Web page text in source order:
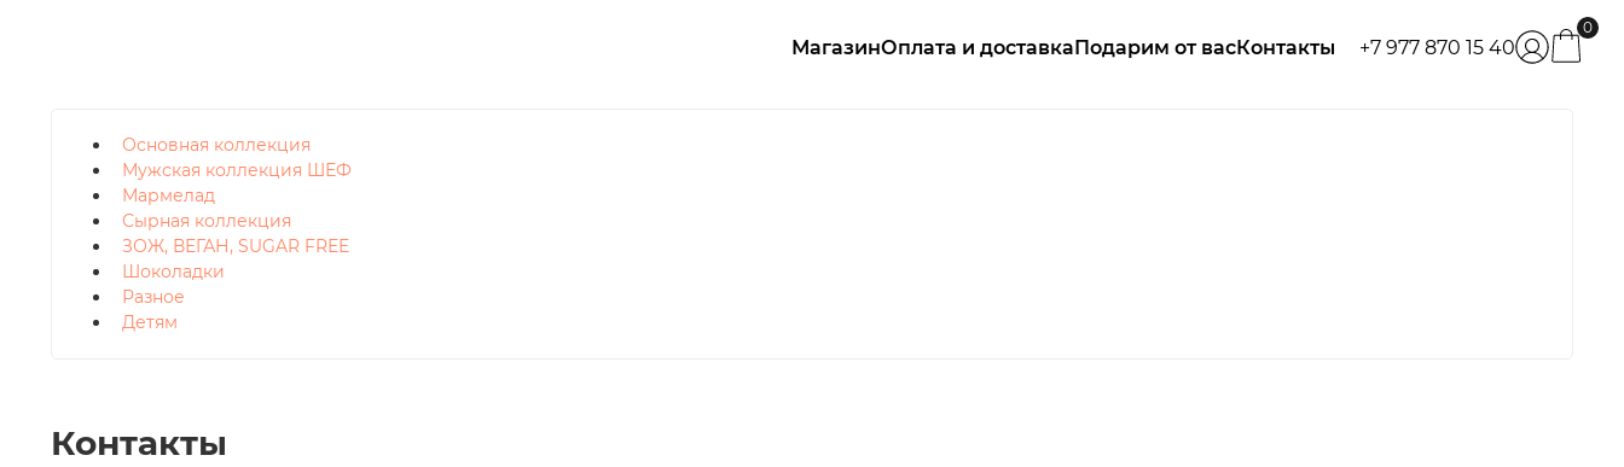
МагазинОплата и доставкаПодарим от васКонтакты +7 977 870 15 40
0
Основная коллекция
Мужская коллекция ШЕФ
Мармелад
Сырная коллекция
ЗОЖ, ВЕГАН, SUGAR FREE
Шоколадки
Разное
Детям
Контакты